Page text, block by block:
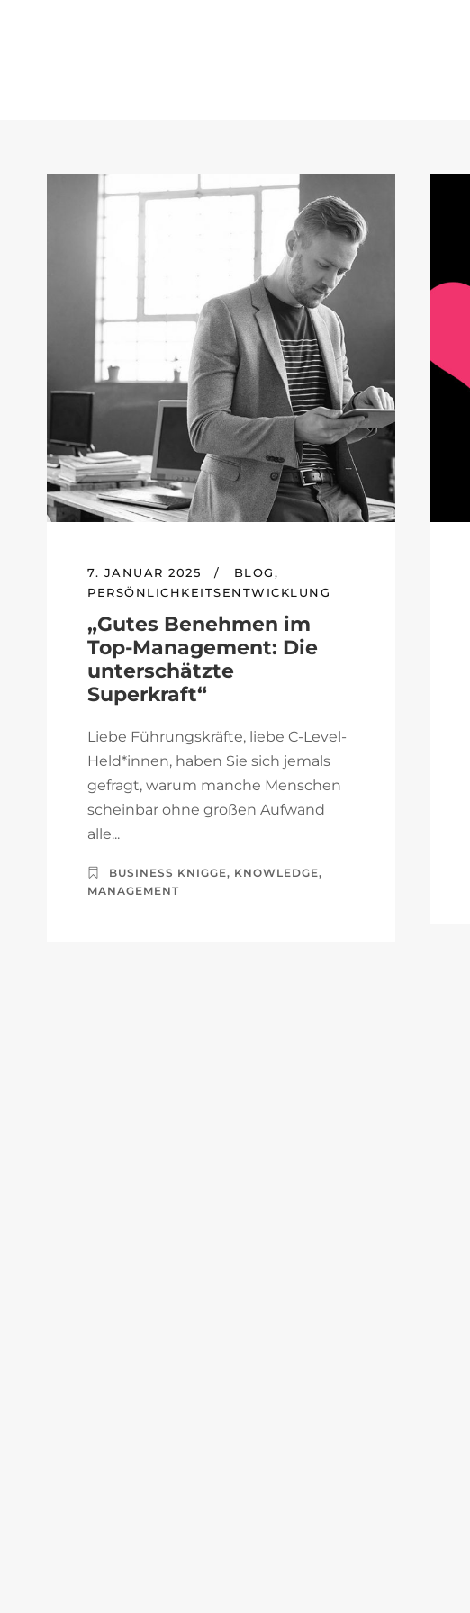
7. JANUAR 2025 / BLOG,
PERSÖNLICHKEITSENTWICKLUNG
„Gutes Benehmen im
Top-Management: Die
unterschätzte
Superkraft“
Liebe Führungskräfte, liebe C-Level-
Held*innen, haben Sie sich jemals
gefragt, warum manche Menschen
scheinbar ohne großen Aufwand
alle...
BUSINESS KNIGGE, KNOWLEDGE,
MANAGEMENT